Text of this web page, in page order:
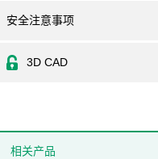
安全注意事项
3D CAD
相关产品